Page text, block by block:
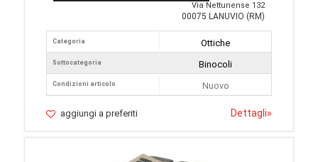
Via Nettunense 132
00075 LANUVIO (RM)
Categoria
Sottocategoria
Condizioni articolo
Ottiche
Binocoli
Nuovo
aggiungi a preferiti Dettagli»